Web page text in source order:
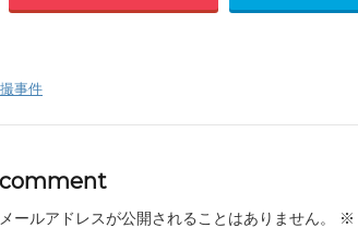
事件
comment
メールアドレスが公開されることはありません。 ※